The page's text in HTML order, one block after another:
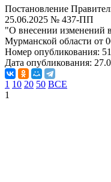
Постановление
25.06.2025 № 437-ПП
"О внесении изменений
Мурманской области от
Номер опубликования:
Дата опубликования:
1 10 20 50 ВСЕ
1